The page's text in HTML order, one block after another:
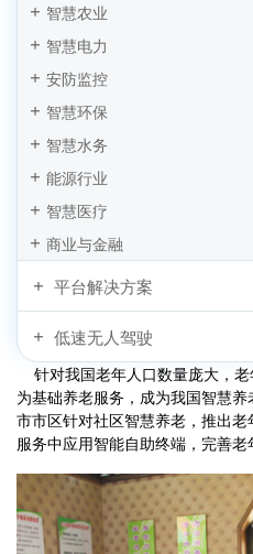
基于四信工控一体屏自助饮料机解
新零售领航者 四信智能自助结账
智慧零售的自助时代 刷脸售卖应
基于工控机搭载RK3399处理器的
智能售卖系统解决方案
智慧农业
智慧电力
安防监控
智慧环保
智慧水务
能源行业
智慧医疗
商业与金融
平台解决方案
低速无人驾驶
针对我国老年人口数量庞大，老
为基础养老服务，成为我国智慧
市市区针对社区智慧养老，推出
服务中应用智能自助终端，完善老